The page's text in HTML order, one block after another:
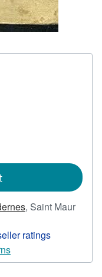
, Saint Maur